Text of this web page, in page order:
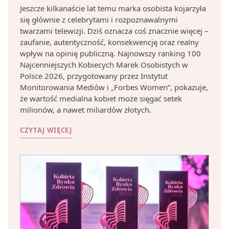
Jeszcze kilkanaście lat temu marka osobista kojarzyła
się głównie z celebrytami i rozpoznawalnymi
twarzami telewizji. Dziś oznacza coś znacznie więcej –
zaufanie, autentyczność, konsekwencję oraz realny
wpływ na opinię publiczną. Najnowszy ranking 100
Najcenniejszych Kobiecych Marek Osobistych w
Polsce 2026, przygotowany przez Instytut
Monitorowania Mediów i „Forbes Women”, pokazuje,
że wartość medialna kobiet może sięgać setek
milionów, a nawet miliardów złotych.
CZYTAJ WIĘCEJ